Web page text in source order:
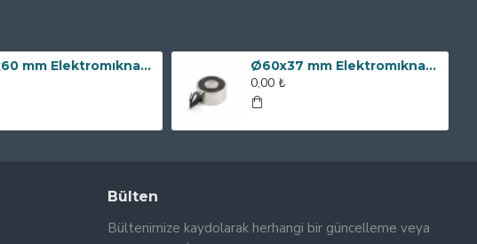
Ø80x60 mm Elektromıknatıs - 240 kg Çekim Gücü Ø60x37 mm Elektromıknatıs - 100 kg Çekim Gücü
0,00 ₺
Bülten
Bültenimize kaydolarak herhangi bir güncelleme veya